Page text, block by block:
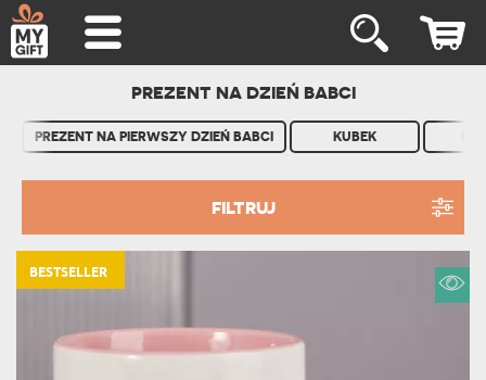
PREZENT NA DZIEŃ BABCI
PREZENT NA PIERWSZY DZIEŃ BABCI KUBEK
FILTRUJ
BESTSELLER